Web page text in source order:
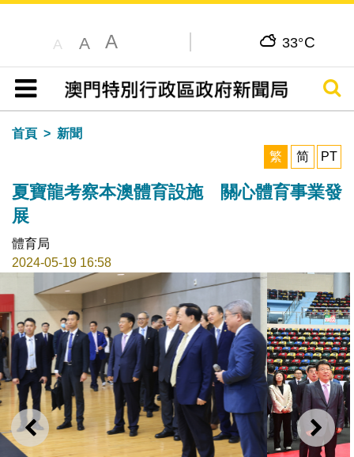
A A A 33°C
目錄
搜尋
首頁
新聞
繁
简 PT
夏寶龍考察本澳體育設施 關心體育事業發
展
體育局
2024-05-19 16:58
上一則 下一